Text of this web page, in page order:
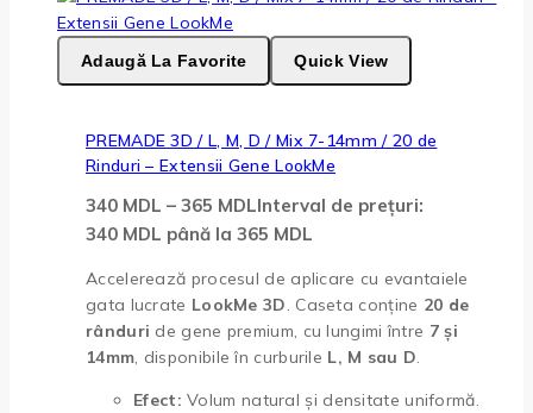
Adaugă La Favorite Quick View
PREMADE 3D / L, M, D / Mix 7-14mm / 20 de
Rinduri – Extensii Gene LookMe
340 MDL – 365 MDLInterval de prețuri:
340 MDL până la 365 MDL
Accelerează procesul de aplicare cu evantaiele
gata lucrate LookMe 3D. Caseta conține 20 de
rânduri de gene premium, cu lungimi între 7 și
14mm, disponibile în curburile L, M sau D.
Efect: Volum natural și densitate uniformă.